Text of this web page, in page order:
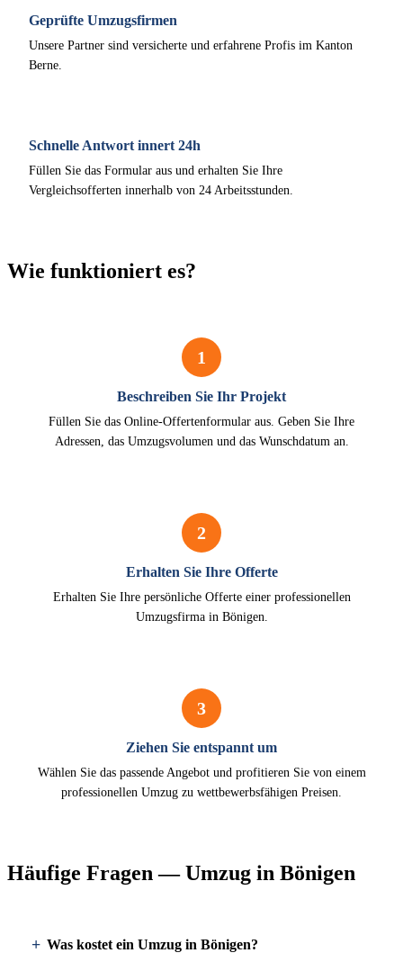
Geprüfte Umzugsfirmen
Unsere Partner sind versicherte und erfahrene Profis im Kanton
Berne.
Schnelle Antwort innert 24h
Füllen Sie das Formular aus und erhalten Sie Ihre
Vergleichsofferten innerhalb von 24 Arbeitsstunden.
Wie funktioniert es?
1
Beschreiben Sie Ihr Projekt
Füllen Sie das Online-Offertenformular aus. Geben Sie Ihre
Adressen, das Umzugsvolumen und das Wunschdatum an.
2
Erhalten Sie Ihre Offerte
Erhalten Sie Ihre persönliche Offerte einer professionellen
Umzugsfirma in Bönigen.
3
Ziehen Sie entspannt um
Wählen Sie das passende Angebot und profitieren Sie von einem
professionellen Umzug zu wettbewerbsfähigen Preisen.
Häufige Fragen — Umzug in Bönigen
Was kostet ein Umzug in Bönigen?